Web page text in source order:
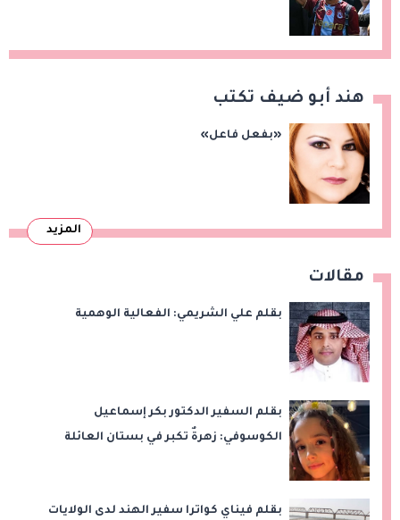
هند أبو ضيف تكتب
«بفعل فاعل»
المزيد
مقالات
بقلم علي الشريمي: الفعالية الوهمية
بقلم السفير الدكتور بكر إسماعيل
الكوسوفي: زهرةٌ تكبر في بستان العائلة
بقلم فيناي كواترا سفير الهند لدى الولايات